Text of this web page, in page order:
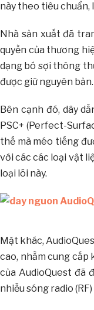
này theo tiêu chuẩn,
Nhà sản xuất đã
quyền của thương
dạng bó sợi thông
được giữ nguyên bản.
Bên cạnh đó, dây
PSC+ (Perfect-
thế mà méo tiếng
với các các loại vật
loại lõi này.
Mặt khác,
cao, nhằm cung cấp
của AudioQuest đã
nhiễu sóng radio